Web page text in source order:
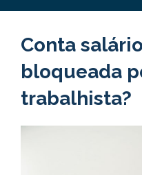
Conta
bloqueada
trabalhista?